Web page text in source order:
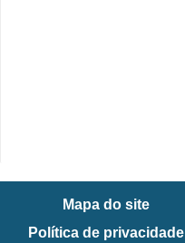
Mapa do site
Política de privacidade